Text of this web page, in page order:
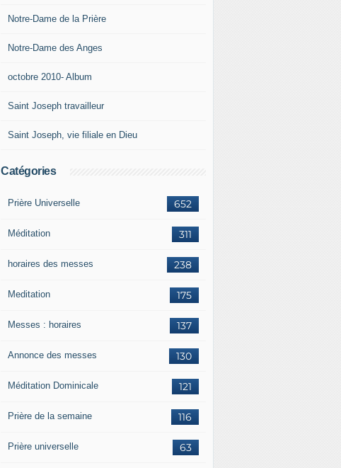
Notre-Dame de la Prière
Notre-Dame des Anges
octobre 2010- Album
Saint Joseph travailleur
Saint Joseph, vie filiale en Dieu
Catégories
652
Prière Universelle
311
Méditation
238
horaires des messes
175
Meditation
137
Messes : horaires
130
Annonce des messes
121
Méditation Dominicale
116
Prière de la semaine
63
Prière universelle